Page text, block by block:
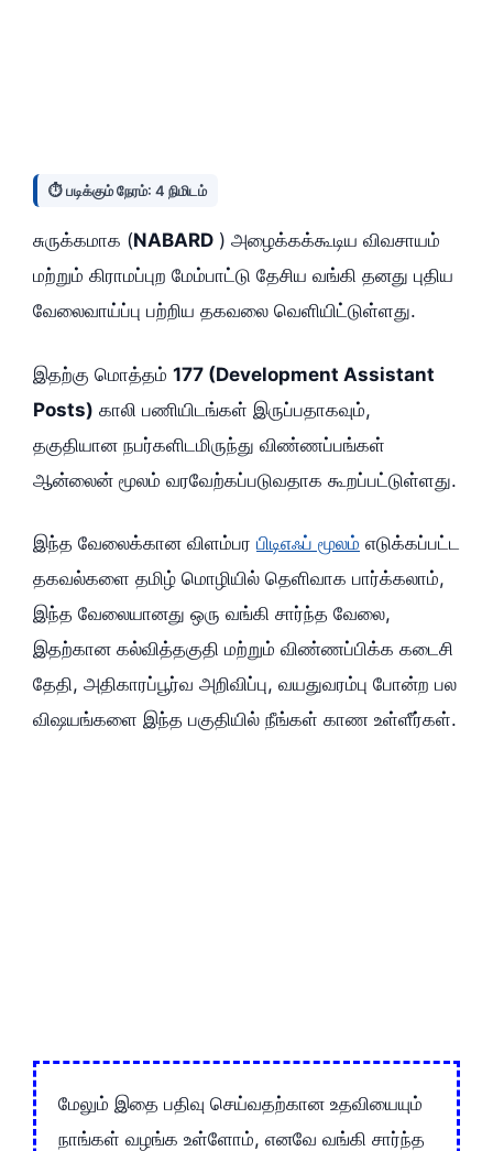
⏱️ படிக்கும் நேரம்: 4 நிமிடம்
சுருக்கமாக (NABARD ) அழைக்கக்கூடிய விவசாயம்
மற்றும் கிராமப்புற மேம்பாட்டு தேசிய வங்கி தனது புதிய
வேலைவாய்ப்பு பற்றிய தகவலை வெளியிட்டுள்ளது.
இதற்கு மொத்தம் 177 (Development Assistant
Posts) காலி பணியிடங்கள் இருப்பதாகவும்,
தகுதியான நபர்களிடமிருந்து விண்ணப்பங்கள்
ஆன்லைன் மூலம் வரவேற்கப்படுவதாக கூறப்பட்டுள்ளது.
இந்த வேலைக்கான விளம்பர பிடிஎஃப் மூலம் எடுக்கப்பட்ட
தகவல்களை தமிழ் மொழியில் தெளிவாக பார்க்கலாம்,
இந்த வேலையானது ஒரு வங்கி சார்ந்த வேலை,
இதற்கான கல்வித்தகுதி மற்றும் விண்ணப்பிக்க கடைசி
தேதி, அதிகாரப்பூர்வ அறிவிப்பு, வயதுவரம்பு போன்ற பல
விஷயங்களை இந்த பகுதியில் நீங்கள் காண உள்ளீர்கள்.
மேலும் இதை பதிவு செய்வதற்கான உதவியையும்
நாங்கள் வழங்க உள்ளோம், எனவே வங்கி சார்ந்த